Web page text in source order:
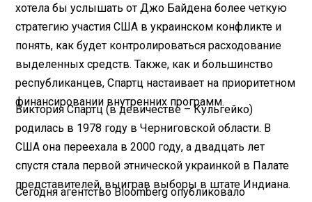
хотела бы услышать от Джо Байдена более четкую
стратегию участия США в украинском конфликте и
понять, как будет контролироваться расходование
выделенных средств. Также, как и большинство
республиканцев, Спартц настаивает на приоритетном
финансировании внутренних программ.
Виктория Спартц (в девичестве – Кульгейко)
родилась в 1978 году в Черниговской области. В
США она переехала в 2000 году, а двадцать лет
спустя стала первой этнической украинкой в Палате
представителей, выиграв выборы в штате Индиана.
Сегодня агентство Bloomberg опубликовало